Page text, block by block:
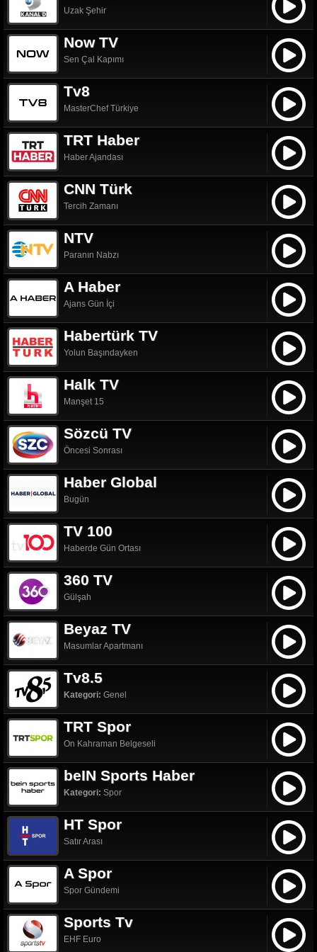
Uzak Şehir
Now TV
Sen Çal Kapımı
Tv8
MasterChef Türkiye
TRT Haber
Haber Ajandası
CNN Türk
Tercih Zamanı
NTV
Paranın Nabzı
A Haber
Ajans Gün İçi
Habertürk TV
Yolun Başındayken
Halk TV
Manşet 15
Sözcü TV
Öncesi Sonrası
Haber Global
Bugün
TV 100
Haberde Gün Ortası
360 TV
Gülşah
Beyaz TV
Masumlar Apartmanı
Tv8.5
Kategori: Genel
TRT Spor
On Kahraman Belgeseli
beIN Sports Haber
Kategori: Spor
HT Spor
Satır Arası
A Spor
Spor Gündemi
Sports Tv
EHF Euro